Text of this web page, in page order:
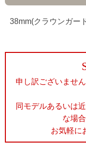
38mm(クラウンガー
申し訳ございませ
同モデルあるいは
な場
お気軽に